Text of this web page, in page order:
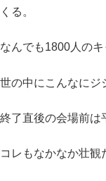
くる。
なんでも1800人の
世の中にこんなにジ
終了直後の会場前は
コレもなかなか壮観